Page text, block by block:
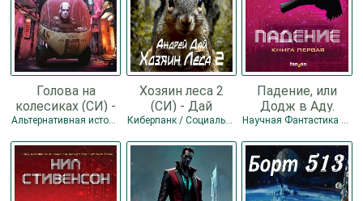
Голова на
колесиках (СИ) -
Шенгальц Игорь
Альтернативная история / Постапокалипсис / Киберпанк
Хозяин леса 2
(СИ) - Дай
Андрей
Киберпанк / Социально-философская фантастика / Боевая фантастика
Падение, или
Додж в Аду.
Книга первая -
Таун
Научная Фантастика / Киберпанк / Социально-философская фантастика